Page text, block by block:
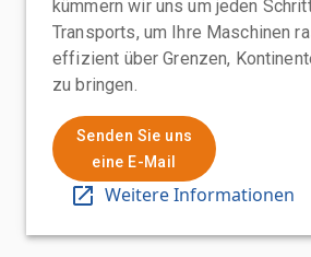
kümmern wir uns um jeden
Transports, um Ihre Maschinen
effizient über Grenzen,
zu bringen.
Senden Sie uns
eine E-Mail
Weitere Informationen